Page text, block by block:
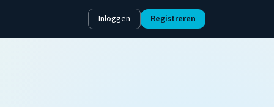
Inloggen Registreren